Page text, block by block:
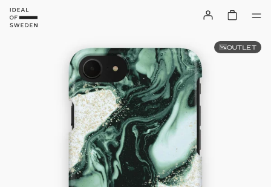
OUTLET